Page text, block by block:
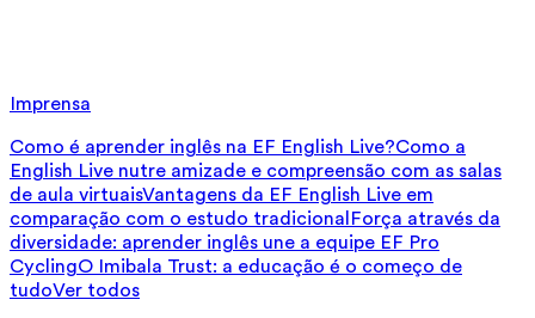
Imprensa
Como é aprender inglês na EF English Live?Como a
English Live nutre amizade e compreensão com as salas
de aula virtuaisVantagens da EF English Live em
comparação com o estudo tradicional Força através da
diversidade: aprender inglês une a equipe EF Pro
CyclingO Imibala Trust: a educação é o começo de
tudoVer todos